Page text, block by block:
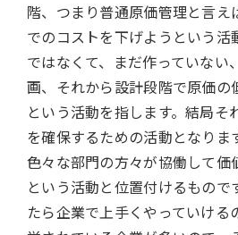
階、つまり普通原価管理と言え
でのコストを下げようという活
ではなくて、まだ作っていない
画、それから設計段階で原価の
という活動を指します。結局そ
を確保するための活動となりま
色々な部門の方々が協働して価
という活動と位置付けるもので
たら企業で上手くやっていける